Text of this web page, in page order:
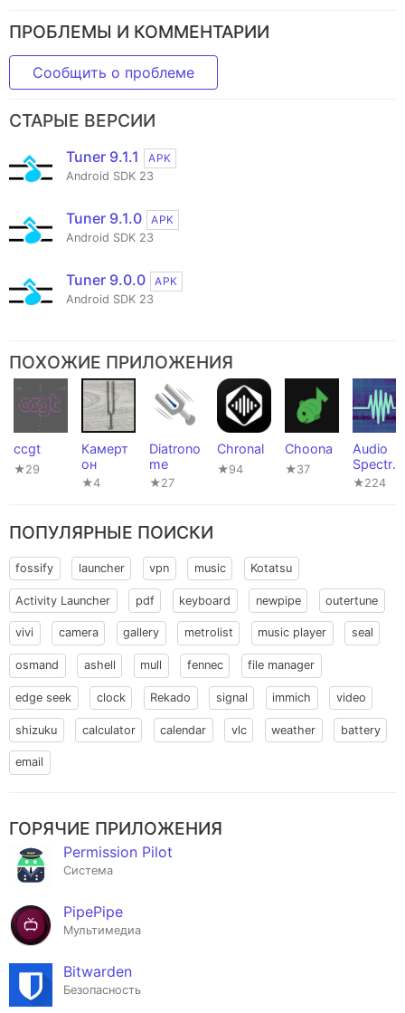
ПРОБЛЕМЫ И КОММЕНТАРИИ
Сообщить о проблеме
СТАРЫЕ ВЕРСИИ
Tuner 9.1.1
APK
Android SDK 23
Tuner 9.1.0
APK
Android SDK 23
Tuner 9.0.0
APK
Android SDK 23
ПОХОЖИЕ ПРИЛОЖЕНИЯ
ccgt
★29
Камерт
он
★4
Diatrono
me
★27
Chronal
★94
Choona
★37
Audio
Spectru
m
★224
ПОПУЛЯРНЫЕ ПОИСКИ
fossify launcher vpn music Kotatsu
Activity Launcher pdf keyboard newpipe outertune
vivi camera gallery metrolist music player seal
osmand ashell mull fennec file manager
edge seek clock Rekado signal immich video
shizuku calculator calendar vlc weather battery
email
ГОРЯЧИЕ ПРИЛОЖЕНИЯ
Permission Pilot
Система
PipePipe
Мультимедиа
Bitwarden
Безопасность